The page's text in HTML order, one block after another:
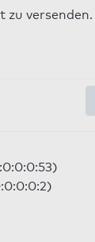
zu versenden.